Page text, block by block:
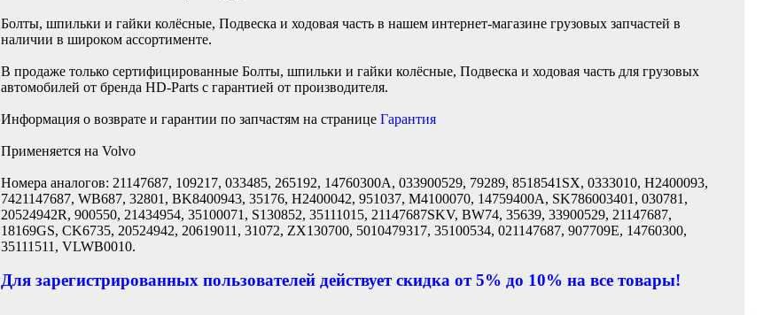
Болты, шпильки и гайки колёсные, Подвеска и ходовая часть в нашем интернет-магазине грузовых запчастей в
наличии в широком ассортименте.
В продаже только сертифицированные Болты, шпильки и гайки колёсные, Подвеска и ходовая часть для грузовых
автомобилей от бренда HD-Parts с гарантией от производителя.
Информация о возврате и гарантии по запчастям на странице Гарантия
Применяется на Volvo
Номера аналогов: 21147687, 109217, 033485, 265192, 14760300A, 033900529, 79289, 8518541SX, 0333010, H2400093,
7421147687, WB687, 32801, BK8400943, 35176, H2400042, 951037, M4100070, 14759400A, SK786003401, 030781,
20524942R, 900550, 21434954, 35100071, S130852, 35111015, 21147687SKV, BW74, 35639, 33900529, 21147687,
18169GS, CK6735, 20524942, 20619011, 31072, ZX130700, 5010479317, 35100534, 021147687, 907709E, 14760300,
35111511, VLWB0010.
Для зарегистрированных пользователей действует скидка от 5% до 10% на все товары!